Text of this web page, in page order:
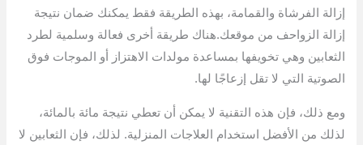
إزالة الفرشاة والقمامة، بهذه الطريقة فقط يمكنك ضمان نتيجة
إزالة الزواحف من موقعك.هناك طريقة أخرى فعالة وسلمية لطرد
الثعابين وهي تخويفها بمساعدة مولدات الاهتزاز أو الموجات فوق
الصوتية التي لا تقل إزعاجًا لها.
ومع ذلك، فإن هذه التقنية لا يمكن أن تعطي نتيجة مائة بالمائة،
لذلك من الأفضل استخدام العلاجات المنزلية. لذلك، فإن الثعابين لا